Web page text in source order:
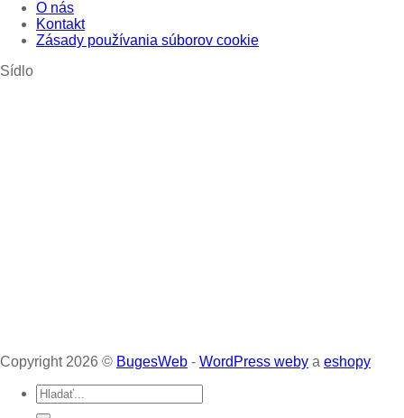
O nás
Kontakt
Zásady používania súborov cookie
Sídlo
Copyright 2026 © BugesWeb - WordPress weby a eshopy